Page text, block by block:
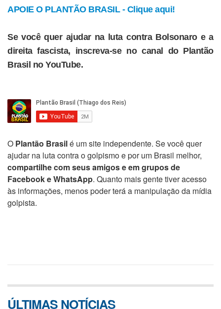
APOIE O PLANTÃO BRASIL - Clique aqui!
Se você quer ajudar na luta contra Bolsonaro e a
direita fascista, inscreva-se no canal do Plantão
Brasil no YouTube.
O Plantão Brasilé um site independente. Se você quer
ajudar na luta contra o golpismo e por um Brasil melhor,
compartilhe com seus amigos e em grupos de
Facebook e WhatsApp. Quanto mais gente tiver acesso
às informações, menos poder terá a manipulação da mídia
golpista.
ÚLTIMAS NOTÍCIAS